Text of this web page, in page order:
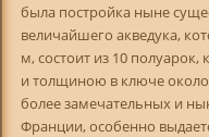
была постройка ныне
величайшего акведука,
м, состоит из 10
и толщиною в ключе около
более замечательных и
Франции, особенно